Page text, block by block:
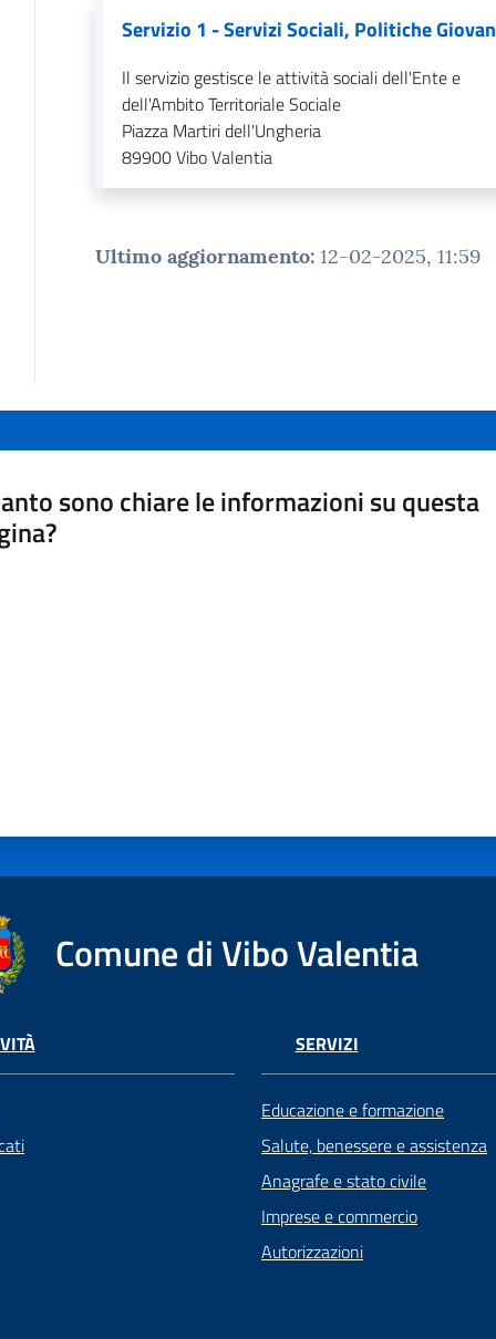
Servizio 1 - Servizi Sociali, Politiche
Il servizio gestisce le attività sociali dell'Ente e
dell'Ambito Territoriale Sociale
Piazza Martiri dell'Ungheria
89900Vibo Valentia
Ultimo aggiornamento: 12-02-2025, 11:59
sono chiare le informazioni su questa
Comune di Vibo Valentia
SERVIZI
Educazione e formazione
Salute, benessere e assistenza
Anagrafe e stato civile
Imprese e commercio
Autorizzazioni